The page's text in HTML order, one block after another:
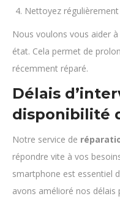
Nettoyez
Nous voulons vous aider
état. Cela permet de
récemment réparé.
Délais
disponibilité
Notre service de
répondre vite à vos
smartphone est essentiel
avons amélioré nos délais